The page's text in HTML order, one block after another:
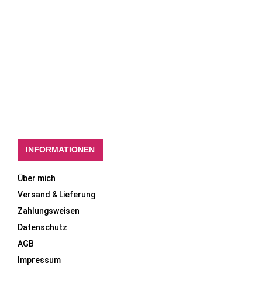
INFORMATIONEN
Über mich
Versand & Lieferung
Zahlungsweisen
Datenschutz
AGB
Impressum